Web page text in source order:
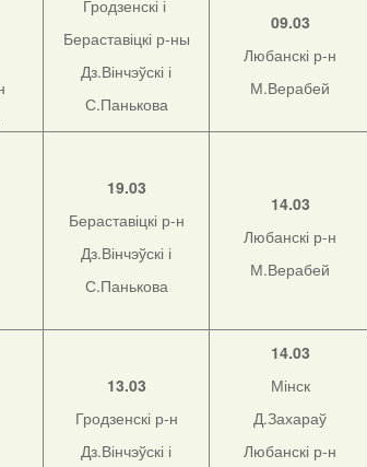
Гродзенскі і
Бераставіцкі р-ны
Дз.Вінчэўскі і
С.Панькова
09.03
Любанскі р-н
М.Верабей
19.03
Бераставіцкі р-н
Дз.Вінчэўскі і
С.Панькова
14.03
Любанскі р-н
М.Верабей
13.03
Гродзенскі р-н
Дз.Вінчэўскі і
14.03
Мінск
Д.Захараў
Любанскі р-н